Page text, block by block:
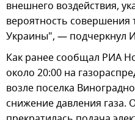
внешнего воздействия,
вероятность совершения
Украины", — подчеркнул
Как ранее сообщал РИА
около 20:00 на
возле поселка
снижение давления газа.